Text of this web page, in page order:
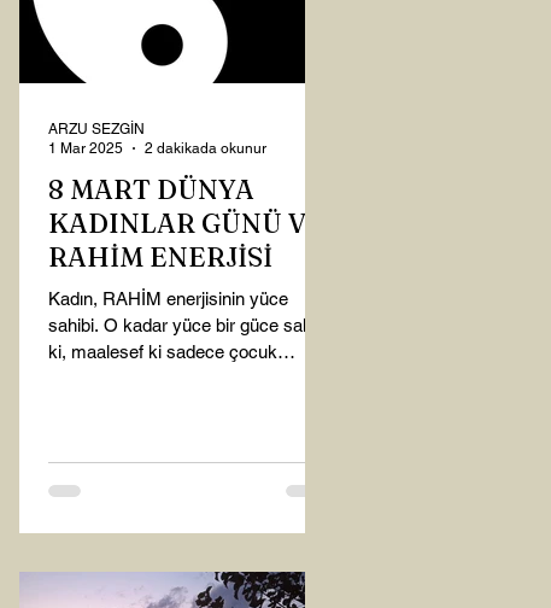
8 MART DÜNYA
KADINLAR GÜNÜ VE
RAHİM ENERJİSİ
Kadın, RAHİM enerjisinin yüce
sahibi. O kadar yüce bir güce sahip
ki, maalesef ki sadece çocuk
ARZU SEZGİN
1 Mar 2025
2 dakikada okunur